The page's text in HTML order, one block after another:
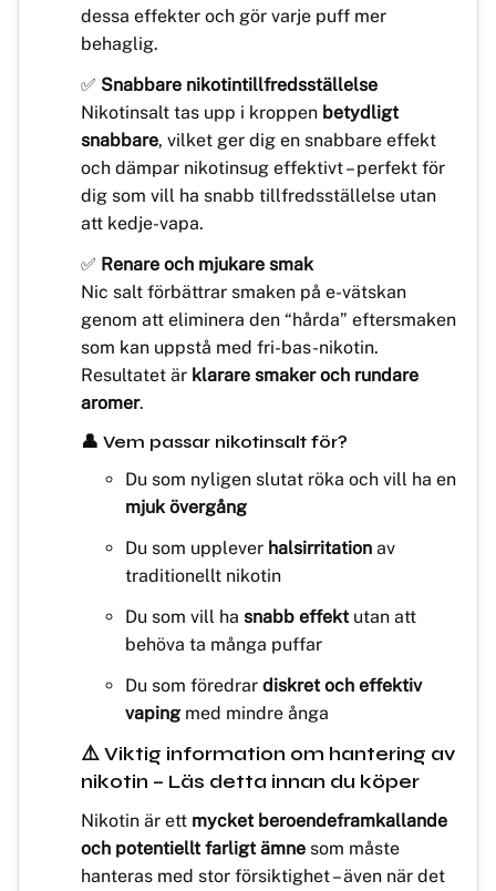
dessa effekter och gör varje puff mer
behaglig.
✅ Snabbare nikotintillfredsställelse
Nikotinsalt tas upp i kroppen betydligt
snabbare, vilket ger dig en snabbare effekt
och dämpar nikotinsug effektivt – perfekt för
dig som vill ha snabb tillfredsställelse utan
att kedje-vapa.
✅ Renare och mjukare smak
Nic salt förbättrar smaken på e-vätskan
genom att eliminera den “hårda” eftersmaken
som kan uppstå med fri-bas-nikotin.
Resultatet är klarare smaker och rundare
aromer.
👤 Vem passar nikotinsalt för?
Du som nyligen slutat röka och vill ha en
mjuk övergång
Du som upplever halsirritation av
traditionellt nikotin
Du som vill ha snabb effektutan att
behöva ta många puffar
Du som föredrar diskret och effektiv
vaping med mindre ånga
⚠️ Viktig information om hantering av
nikotin – Läs detta innan du köper
Nikotin är ett mycket beroendeframkallande
och potentiellt farligt ämne som måste
hanteras med stor försiktighet – även när det